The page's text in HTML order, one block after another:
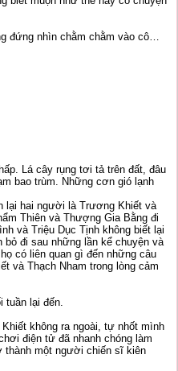
đứng nhìn chằm chằm vào cô…
Lá cây rụng tơi tả trên đất, đâu
bao trùm. Những cơn gió lạnh
lại hai người là Trương Khiết và
Thiên và Thượng Gia Bằng đi
và Triệu Dục Tịnh không biết lại
bỏ đi sau những lần kể chuyện và
có liên quan gì đến những câu
và Thạch Nham trong lòng cảm
tuần lại đến.
không ra ngoài, tự nhốt mình
điện tử đã nhanh chóng làm
thành một người chiến sĩ kiên